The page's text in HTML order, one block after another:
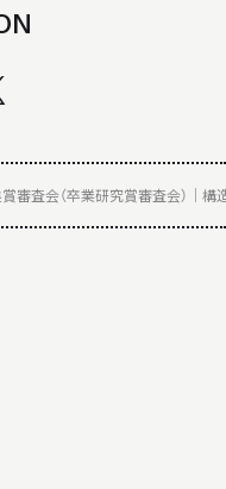
審査会（卒業研究賞審査会）｜構